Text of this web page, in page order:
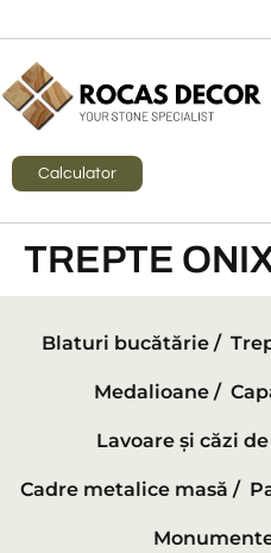
Calculator
TREPTE
Blaturi bucătărie /
Medalioane /
Lavoare și căzi
Cadre metalice masă /